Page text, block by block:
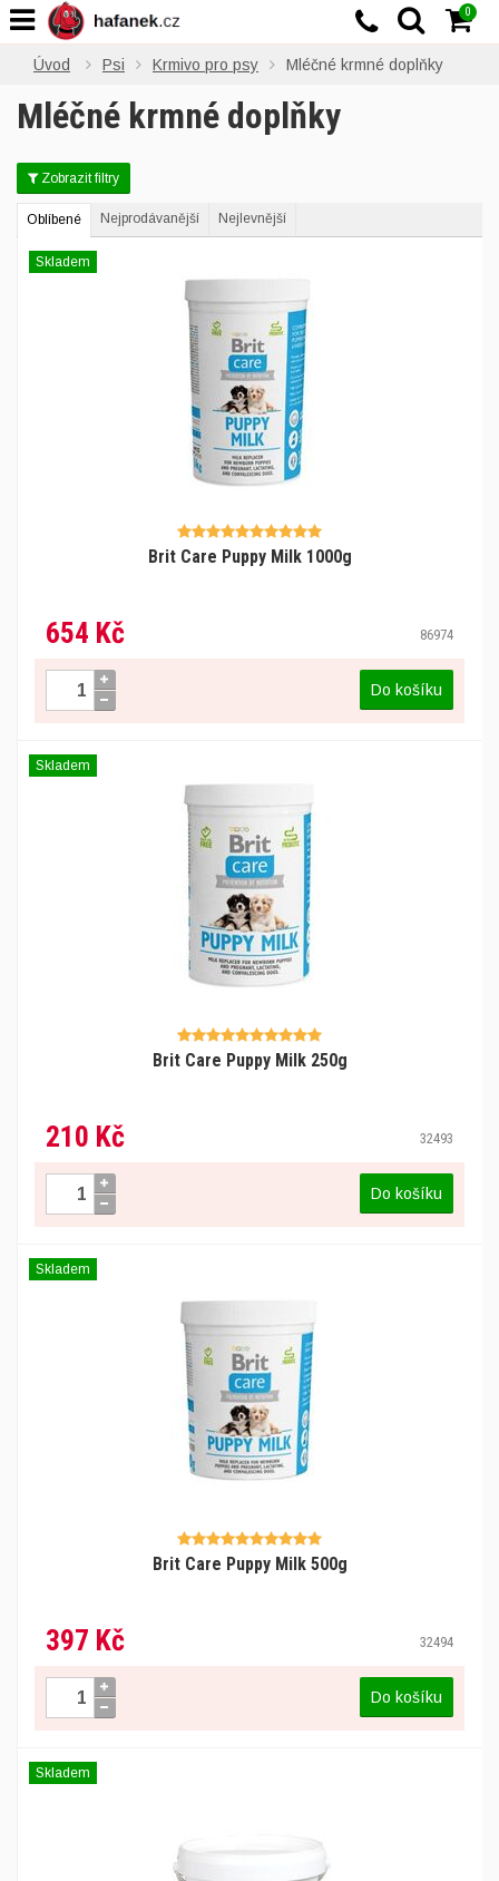
Úvod Psi Krmivo pro psy Mléčné krmné doplňky
Mléčné krmné doplňky
Zobrazit filtry
Oblíbené Nejprodávanější Nejlevnější
Brit Care Puppy Milk 1000g
654 Kč 86974
Skladem
Do košíku
Brit Care Puppy Milk 250g
210 Kč 32493
Skladem
Do košíku
Brit Care Puppy Milk 500g
397 Kč 32494
Skladem
Do košíku
Skladem
0